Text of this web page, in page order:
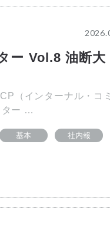
ー Vol.8 油断大
（インターナル・コ
ター …
基本
社内報